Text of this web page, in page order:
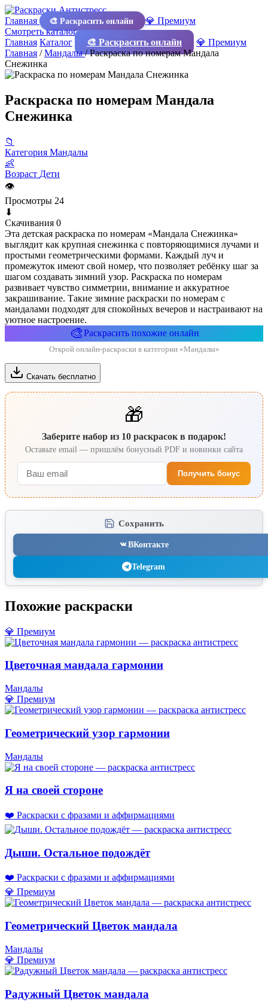
Главная 🎨 Раскрасить онлайн
💎 Премиум
Смотреть каталог
Главная Каталог 🎨 Раскрасить онлайн
💎 Премиум
Главная /Мандалы/Раскраска по номерам Мандала
Снежинка
Раскраска по номерам Мандала
Снежинка
📁
Категория Мандалы
👶
Возраст Дети
👁
Просмотры 24
⬇
Скачивания 0
Эта детская раскраска по номерам «Мандала Снежинка»
выглядит как крупная снежинка с повторяющимися лучами и
простыми геометрическими формами. Каждый луч и
промежуток имеют свой номер, что позволяет ребёнку шаг за
шагом создавать зимний узор. Раскраска по номерам
развивает чувство симметрии, внимание и аккуратное
закрашивание. Такие зимние раскраски по номерам с
мандалами подходят для спокойных вечеров и настраивают на
уютное настроение.
🎨Раскрасить похожие онлайн
Открой онлайн-раскраски в категории «Мандалы»
Скачать бесплатно
🎁
Заберите набор из 10 раскрасок в подарок!
Оставьте email — пришлём бонусный PDF и новинки сайта
Получить бонус
Сохранить
ВКонтакте
Telegram
Похожие раскраски
💎 Премиум
Цветочная мандала гармонии
Мандалы
💎 Премиум
Геометрический узор гармонии
Мандалы
Я на своей стороне
❤️ Раскраски с фразами и аффирмациями
Дыши. Остальное подождёт
❤️ Раскраски с фразами и аффирмациями
💎 Премиум
Геометрический Цветок мандала
Мандалы
💎 Премиум
Радужный Цветок мандала